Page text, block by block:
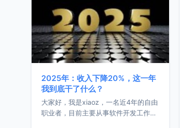
2025年：收入下降20%，这一年
我到底干了什么？
大家好，我是xiaoz，一名近4年的自由
职业者，目前主要从事软件开发工作。